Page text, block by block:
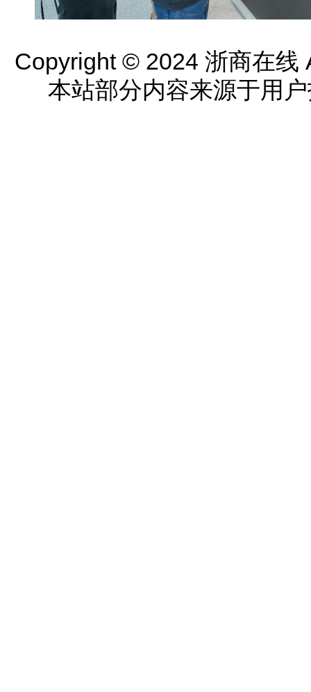
Copyright © 2024 浙商在线
本站部分内容来源于用